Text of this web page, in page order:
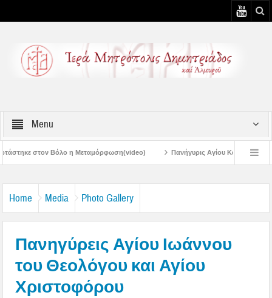
Menu
Μεταμόρφωση(video) Πανήγυρις Αγίου Καλλινίκου Μητροπολίτου Εδέσσης
Home Media Photo Gallery
Πανηγύρεις Αγίου Ιωάννου
του Θεολόγου και Αγίου
Χριστοφόρου